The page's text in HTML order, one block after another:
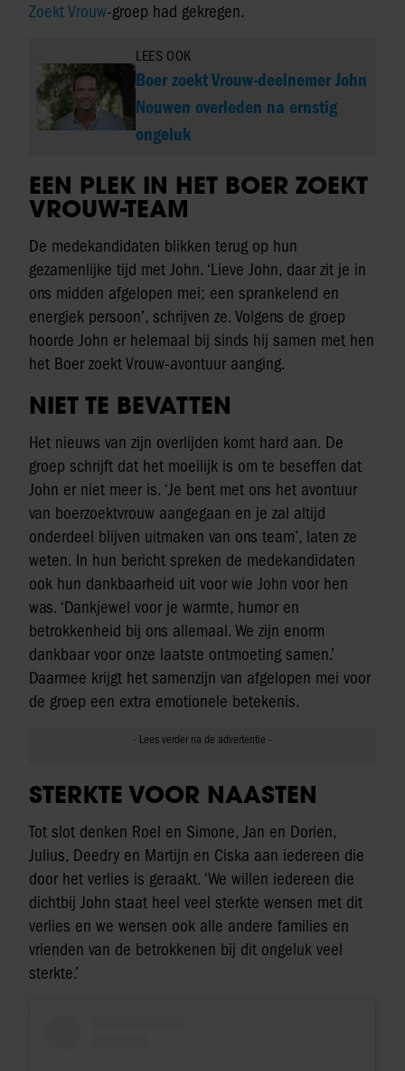
Zoekt Vrouw-groep had gekregen.
LEES OOK
Boer zoekt Vrouw-deelnemer John
Nouwen overleden na ernstig
ongeluk
EEN PLEK IN HET BOER ZOEKT
VROUW-TEAM
De medekandidaten blikken terug op hun
gezamenlijke tijd met John. ‘Lieve John, daar zit je in
ons midden afgelopen mei; een sprankelend en
energiek persoon’, schrijven ze. Volgens de groep
hoorde John er helemaal bij sinds hij samen met hen
het Boer zoekt Vrouw-avontuur aanging.
NIET TE BEVATTEN
Het nieuws van zijn overlijden komt hard aan. De
groep schrijft dat het moeilijk is om te beseffen dat
John er niet meer is. ‘Je bent met ons het avontuur
van boerzoektvrouw aangegaan en je zal altijd
onderdeel blijven uitmaken van ons team’, laten ze
weten. In hun bericht spreken de medekandidaten
ook hun dankbaarheid uit voor wie John voor hen
was. ‘Dankjewel voor je warmte, humor en
betrokkenheid bij ons allemaal. We zijn enorm
dankbaar voor onze laatste ontmoeting samen.’
Daarmee krijgt het samenzijn van afgelopen mei voor
de groep een extra emotionele betekenis.
STERKTE VOOR NAASTEN
Tot slot denken Roel en Simone, Jan en Dorien,
Julius, Deedry en Martijn en Ciska aan iedereen die
door het verlies is geraakt. ‘We willen iedereen die
dichtbij John staat heel veel sterkte wensen met dit
verlies en we wensen ook alle andere families en
vrienden van de betrokkenen bij dit ongeluk veel
sterkte.’